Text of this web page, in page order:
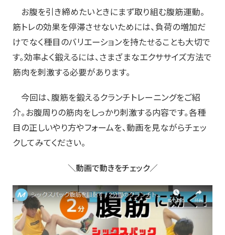
お腹を引き締めたいときにまず取り組む腹筋運動。
筋トレの効果を停滞させないためには、負荷の増加だ
けでなく種目のバリエーションを持たせることも大切で
す。効率よく鍛えるには、さまざまなエクササイズ方法で
筋肉を刺激する必要があります。
今回は、腹筋を鍛えるクランチトレーニングをご紹
介。お腹周りの筋肉をしっかり刺激する内容です。各種
目の正しいやり方やフォームを、動画を見ながらチェッ
クしてみてください。
＼動画で動きをチェック／